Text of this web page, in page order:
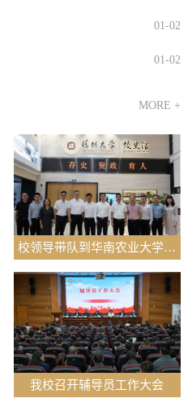
01-02
01-02
MORE +
校领导带队到华南农业大学、深圳大学调研交流
我校召开辅导员工作大会